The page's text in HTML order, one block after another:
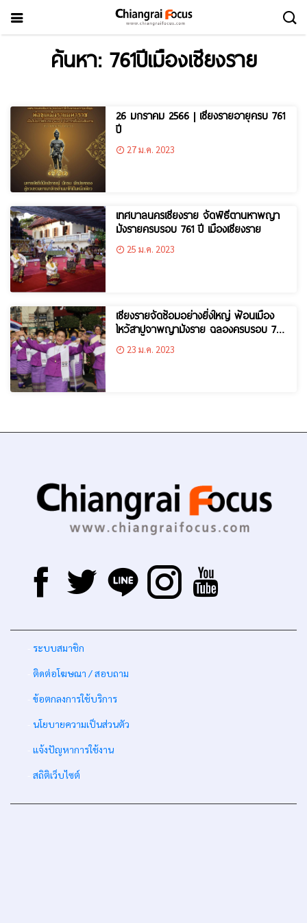
ค้นหา: 761ปีเมืองเชียงราย
26 มกราคม 2566 | เชียงรายอายุครบ 761
ปี
27 ม.ค. 2023
เทศบาลนครเชียงราย จัดพิธีตานหาพญา
มังรายครบรอบ 761 ปี เมืองเชียงราย
25 ม.ค. 2023
เชียงรายจัดซ้อมอย่างยิ่งใหญ่ ฟ้อนเมือง
ไหว้สาปูจาพญามังราย ฉลองครบรอบ 761
เมืองเชียงราย
23 ม.ค. 2023
ระบบสมาชิก
ติดต่อโฆษณา / สอบถาม
ข้อตกลงการใช้บริการ
นโยบายความเป็นส่วนตัว
แจ้งปัญหาการใช้งาน
สถิติเว็บไซต์